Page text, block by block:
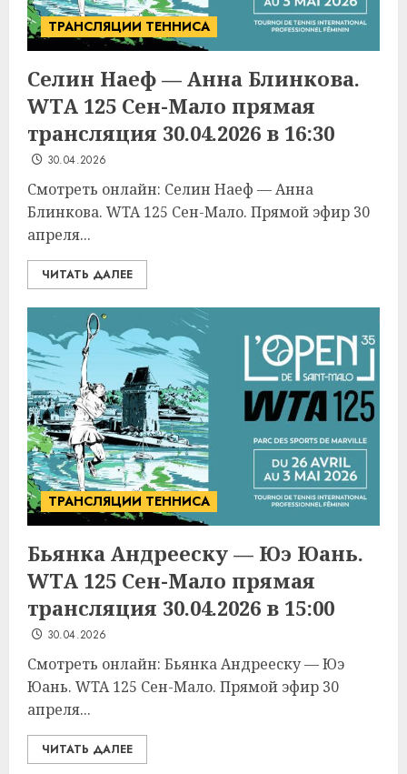
ТРАНСЛЯЦИИ ТЕННИСА
Селин Наеф — Анна Блинкова.
WTA 125 Сен-Мало прямая
трансляция 30.04.2026 в 16:30
30.04.2026
Смотреть онлайн: Селин Наеф — Анна
Блинкова. WTA 125 Сен-Мало. Прямой эфир 30
апреля...
ЧИТАТЬ ДАЛЕЕ
ТРАНСЛЯЦИИ ТЕННИСА
Бьянка Андрееску — Юэ Юань.
WTA 125 Сен-Мало прямая
трансляция 30.04.2026 в 15:00
30.04.2026
Смотреть онлайн: Бьянка Андрееску — Юэ
Юань. WTA 125 Сен-Мало. Прямой эфир 30
апреля...
ЧИТАТЬ ДАЛЕЕ